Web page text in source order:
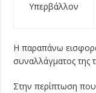
Υπερβάλλον
Η παραπάνω
συναλλάγματος της
Στην περίπτωση